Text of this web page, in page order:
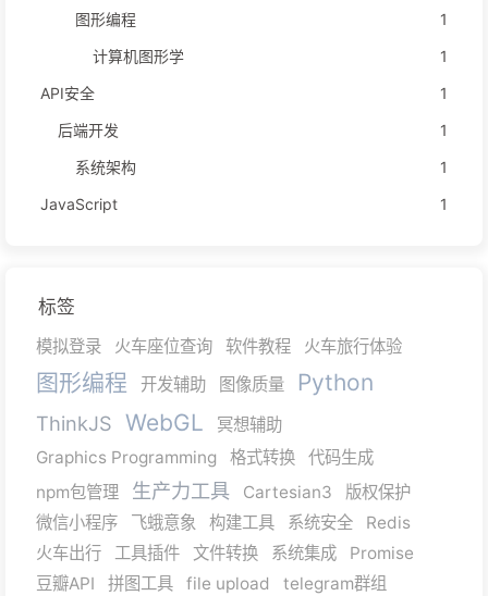
图形编程
1
计算机图形学
1
API安全
1
后端开发
1
系统架构
1
JavaScript
1
标签
模拟登录 火车座位查询 软件教程 火车旅行体验
图形编程 开发辅助 图像质量 Python
ThinkJS WebGL
冥想辅助
Graphics Programming
格式转换
代码生成
npm包管理
生产力工具 Cartesian3
版权保护
微信小程序
飞蛾意象 构建工具 系统安全
Redis
火车出行
工具插件 文件转换 系统集成
Promise
豆瓣API
拼图工具 file upload
telegram群组